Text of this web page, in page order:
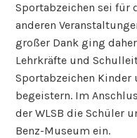
Sportabzeichen sei für
anderen
großer Dank ging
Lehrkräfte und
Sportabzeichen
begeistern. Im
der WLSB die Schüler
Benz-Museum ein.